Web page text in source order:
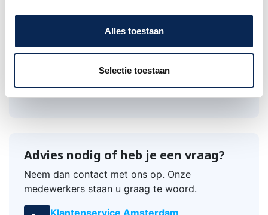
Alles toestaan
Selectie toestaan
maken het ontwerp compleet in zwart / zilver
(Dusk, Dawn) of bruin / goud (Sedona, Saguaro,
Oasis).
Advies nodig of heb je een vraag?
Neem dan contact met ons op. Onze
medewerkers staan u graag te woord.
Klantenservice Amsterdam